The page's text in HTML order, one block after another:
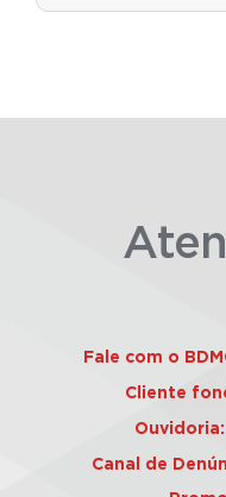
Fale com o
Cliente
Ouvidoria:
Canal de